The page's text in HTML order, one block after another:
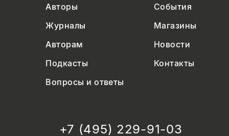
Авторы
События
Журналы
Магазины
Авторам
Новости
Подкасты
Контакты
Вопросы и ответы
+7 (495) 229-91-03